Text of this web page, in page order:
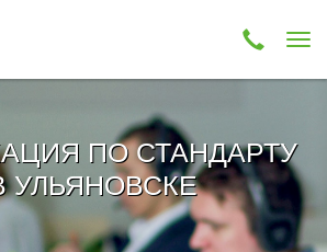
ПО СТАНДАРТУ
УЛЬЯНОВСКЕ